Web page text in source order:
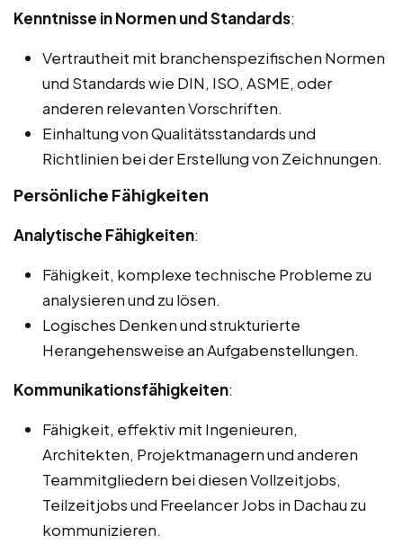
Kenntnisse in Normen und Standards:
Vertrautheit mit branchenspezifischen Normen
und Standards wie DIN, ISO, ASME, oder
anderen relevanten Vorschriften.
Einhaltung von Qualitätsstandards und
Richtlinien bei der Erstellung von Zeichnungen.
Persönliche Fähigkeiten
Analytische Fähigkeiten:
Fähigkeit, komplexe technische Probleme zu
analysieren und zu lösen.
Logisches Denken und strukturierte
Herangehensweise an Aufgabenstellungen.
Kommunikationsfähigkeiten:
Fähigkeit, effektiv mit Ingenieuren,
Architekten, Projektmanagern und anderen
Teammitgliedern bei diesen Vollzeitjobs,
Teilzeitjobs und Freelancer Jobs in Dachau zu
kommunizieren.